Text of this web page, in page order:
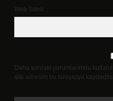
Web Sitesi
Daha sonraki yorumlarımda
site adresim bu tarayıcıya